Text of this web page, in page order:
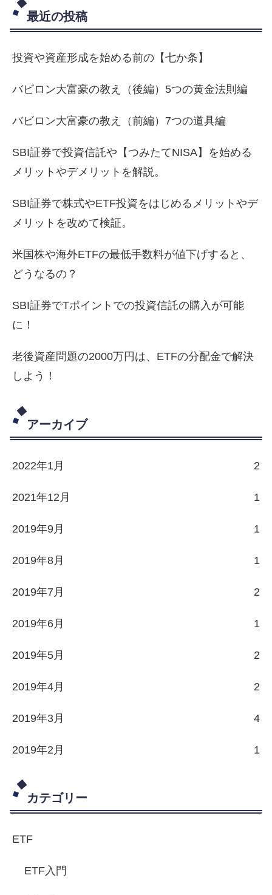
最近の投稿
投資や資産形成を始める前の【七か条】
バビロン大富豪の教え（後編）5つの黄金法則編
バビロン大富豪の教え（前編）7つの道具編
SBI証券で投資信託や【つみたてNISA】を始める
メリットやデメリットを解説。
SBI証券で株式やETF投資をはじめるメリットやデ
メリットを改めて検証。
米国株や海外ETFの最低手数料が値下げすると、
どうなるの？
SBI証券でTポイントでの投資信託の購入が可能
に！
老後資産問題の2000万円は、ETFの分配金で解決
しよう！
アーカイブ
2022年1月 2
2021年12月 1
2019年9月 1
2019年8月 1
2019年7月 2
2019年6月 1
2019年5月 2
2019年4月 2
2019年3月 4
2019年2月 1
カテゴリー
ETF
ETF入門